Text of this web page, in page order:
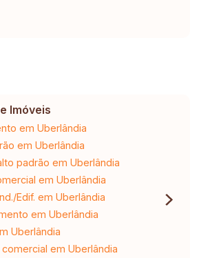
Imóveis
em Uberlândia
em Uberlândia
padrão em Uberlândia
em Uberlândia
Edif. em Uberlândia
em Uberlândia
Uberlândia
em Uberlândia